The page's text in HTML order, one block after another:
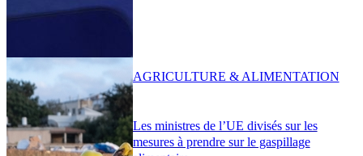
Les ministres de l’UE divisés sur les
mesures à prendre sur le gaspillage
AGRICULTURE & ALIMENTATION